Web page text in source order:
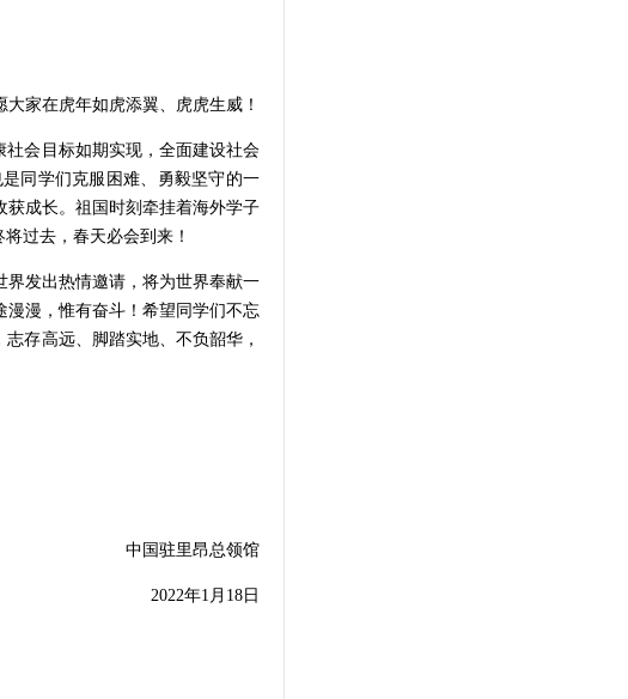
家在虎年如虎添翼、虎虎生威！
社会目标如期实现，全面建设社会
同学们克服困难、勇毅坚守的一
成长。祖国时刻牵挂着海外学子
过去，春天必会到来！
界发出热情邀请，将为世界奉献一
漫，惟有奋斗！希望同学们不忘
存高远、脚踏实地、不负韶华，
中国驻里昂总领馆
2022年1月18日